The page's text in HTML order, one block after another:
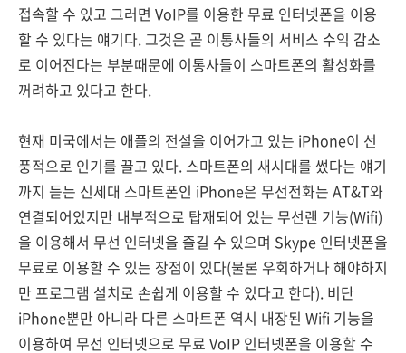
접속할 수 있고 그러면 VoIP를 이용한 무료 인터넷폰을 이용
할 수 있다는 얘기다. 그것은 곧 이통사들의 서비스 수익 감소
로 이어진다는 부분때문에 이통사들이 스마트폰의 활성화를
꺼려하고 있다고 한다.
현재 미국에서는 애플의 전설을 이어가고 있는 iPhone이 선
풍적으로 인기를 끌고 있다. 스마트폰의 새시대를 썼다는 얘기
까지 듣는 신세대 스마트폰인 iPhone은 무선전화는 AT&T와
연결되어있지만 내부적으로 탑재되어 있는 무선랜 기능(Wifi)
을 이용해서 무선 인터넷을 즐길 수 있으며 Skype 인터넷폰을
무료로 이용할 수 있는 장점이 있다(물론 우회하거나 해야하지
만 프로그램 설치로 손쉽게 이용할 수 있다고 한다). 비단
iPhone뿐만 아니라 다른 스마트폰 역시 내장된 Wifi 기능을
이용하여 무선 인터넷으로 무료 VoIP 인터넷폰을 이용할 수